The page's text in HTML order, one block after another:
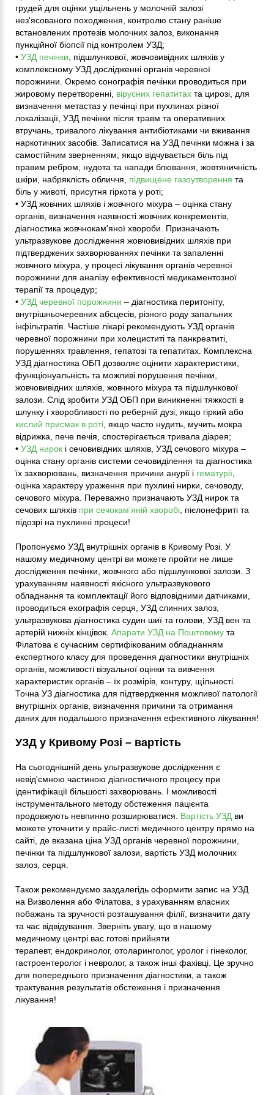
грудей для оцінки ущільнень у молочній залозі
нез'ясованого походження, контролю стану раніше
встановлених протезів молочних залоз, виконання
пункційної біопсії під контролем УЗД;
• УЗД печінки , підшлункової, жовчовивідних шляхів у
комплексному УЗД дослідженні органів черевної
порожнини. Окремо сонографія печінки проводиться при
жировому перетворенні, вірусних гепатитах та цирозі, для
визначення метастаз у печінці при пухлинах різної
локалізації, УЗД печінки після травм та оперативних
втручань, тривалого лікування антибіотиками чи вживання
наркотичних засобів. Записатися на УЗД печінки можна і за
самостійним зверненням, якщо відчувається біль під
правим ребром, нудота та напади блювання, жовтяничність
шкіри, набряклість обличчя, підвищене газоутворення та
біль у животі, присутня гіркота у роті;
• УЗД жовчних шляхів і жовчного міхура – оцінка стану
органів, визначення наявності жовчних конкрементів,
діагностика жовчнокам'яної хвороби. Призначають
ультразвукове дослідження жовчовивідних шляхів при
підтверджених захворюваннях печінки та запаленні
жовчного міхура, у процесі лікування органів черевної
порожнини для аналізу ефективності медикаментозної
терапії та процедур;
• УЗД черевної порожнини – діагностика перитоніту,
внутрішньочеревних абсцесів, різного роду запальних
інфільтратів. Частіше лікарі рекомендують УЗД органів
черевної порожнини при холециститі та панкреатиті,
порушеннях травлення, гепатозі та гепатитах. Комплексна
УЗД діагностика ОБП дозволяє оцінити характеристики,
функціонуальність та можливі порушення печінки,
жовчовивідних шляхів, жовчного міхура та підшлункової
залози. Слід зробити УЗД ОБП при виникненні тяжкості в
шлунку і хворобливості по реберній дузі, якщо гіркий або
кислий присмак в роті , якщо часто нудить, мучить мокра
відрижка, пече печія, спостерігається тривала діарея;
• УЗД нирок і сечовивідних шляхів, УЗД сечового міхура –
оцінка стану органів системи сечовиділення та діагностика
їх захворювань, визначення причини анурії і гематурії
оцінка характеру ураження при пухлині нирки, сечоводу,
сечового міхура. Переважно призначають УЗД нирок та
сечових шляхів при сечокам'яній хворобі , пієлонефриті та
підозрі на пухлинні процеси!
Пропонуємо УЗД внутрішніх органів в Кривому Розі. У
нашому медичному центрі ви можете пройти не лише
дослідження печінки, жовчного або підшлункової залози. З
урахуванням наявності якісного ультразвукового
обладнання та комплектації його відповідними датчиками,
проводиться ехографія серця, УЗД слинних залоз,
ультразвукова діагностика судин шиї та голови, УЗД вен та
артерій нижніх кінцівок. Апарати УЗД на Поштовому та
Філатова є сучасним сертифікованим обладнанням
експертного класу для проведення діагностики внутрішніх
органів, можливості візуальної оцінки та вивчення
характеристик органів – їх розмірів, контуру, щільності.
Точна УЗ діагностика для підтвердження можливої ​​патології
внутрішніх органів, визначення причини та отримання
даних для подальшого призначення ефективного лікування!
УЗД у Кривому Розі – вартість
На сьогоднішній день ультразвукове дослідження є
невід'ємною частиною діагностичного процесу при
ідентифікації більшості захворювань. І можливості
інструментального методу обстеження пацієнта
продовжують невпинно розширюватися. Вартість УЗД ви
можете уточнити у прайс-листі медичного центру прямо на
сайті, де вказана ціна УЗД органів черевної порожнини,
печінки та підшлункової залози, вартість УЗД молочних
залоз, серця.
Також рекомендуємо заздалегідь оформити запис на УЗД
на Визволення або Філатова, з урахуванням власних
побажань та зручності розташування філії, визначити дату
та час відвідування. Зверніть увагу, що в нашому
медичному центрі вас готові прийняти
терапевт, ендокринолог, отоларинголог, уролог і гінеколог,
гастроентеролог і невролог, а також інші фахівці. Це зручно
для попереднього призначення діагностики, а також
трактування результатів обстеження і призначення
лікування!